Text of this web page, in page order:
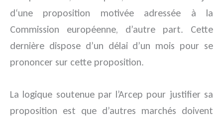
d‘une proposition motivée adressée à la
Commission européenne, d’autre part. Cette
dernière dispose d’un délai d’un mois pour se
prononcer sur cette proposition.
La logique soutenue par l’Arcep pour justifier sa
proposition est que d’autres marchés doivent